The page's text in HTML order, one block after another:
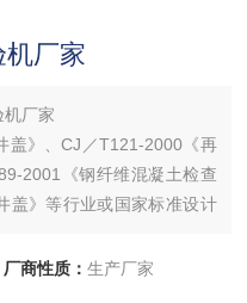
机厂家
机厂家
盖》、CJ／T121-2000《再
2001《钢纤维混凝土检查
盖》等行业或国家标准设计
厂商性质： 生产厂家